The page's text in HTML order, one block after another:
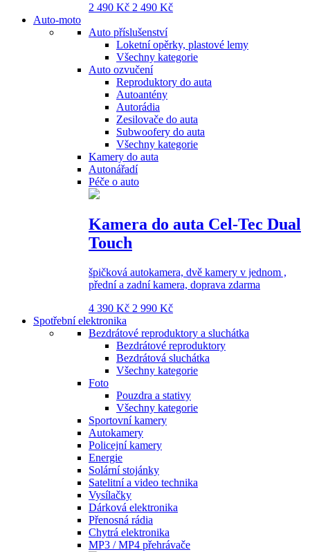
2 490 Kč 2 490 Kč
Auto-moto
Auto příslušenství
Loketní opěrky, plastové lemy
Všechny kategorie
Auto ozvučení
Reproduktory do auta
Autoantény
Autorádia
Zesilovače do auta
Subwoofery do auta
Všechny kategorie
Kamery do auta
Autonářadí
Péče o auto
Kamera do auta Cel-Tec Dual
Touch
špičková autokamera, dvě kamery v jednom ,
přední a zadní kamera, doprava zdarma
4 390 Kč 2 990 Kč
Spotřební elektronika
Bezdrátové reproduktory a sluchátka
Bezdrátové reproduktory
Bezdrátová sluchátka
Všechny kategorie
Foto
Pouzdra a stativy
Všechny kategorie
Sportovní kamery
Autokamery
Policejní kamery
Energie
Solární stojánky
Satelitní a video technika
Vysílačky
Dárková elektronika
Přenosná rádia
Chytrá elektronika
MP3 / MP4 přehrávače